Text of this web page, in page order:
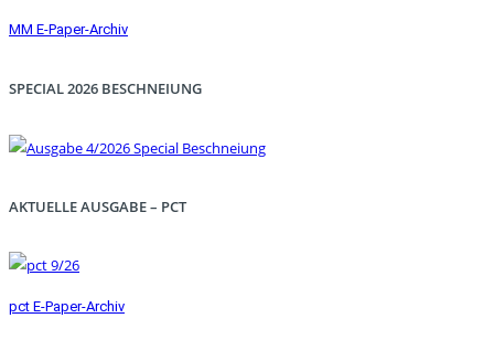
MM E-Paper-Archiv
SPECIAL 2026 BESCHNEIUNG
AKTUELLE AUSGABE – PCT
pct E-Paper-Archiv